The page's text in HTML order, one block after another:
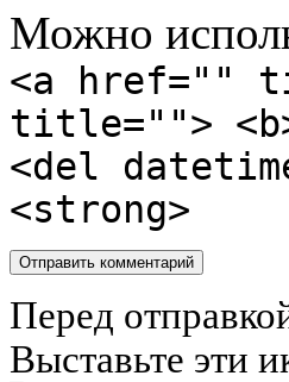
Можно
<a href=""
title="">
<del
<strong>
Перед
Выставьте эти